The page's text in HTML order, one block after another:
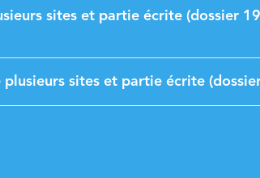
sites et partie écrite (dossier
sites et partie écrite